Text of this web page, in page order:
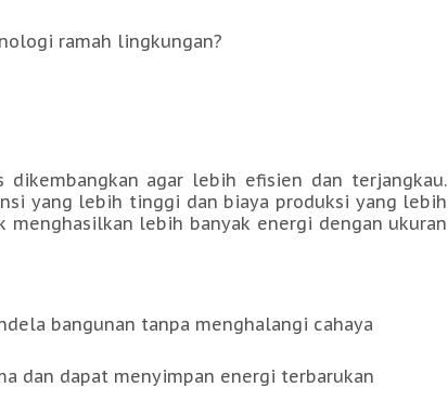
ramah lingkungan?
agar lebih efisien dan terjangkau.
yang lebih tinggi dan biaya produksi yang lebih
lebih banyak energi dengan ukuran
bangunan tanpa menghalangi cahaya
dan dapat menyimpan energi terbarukan